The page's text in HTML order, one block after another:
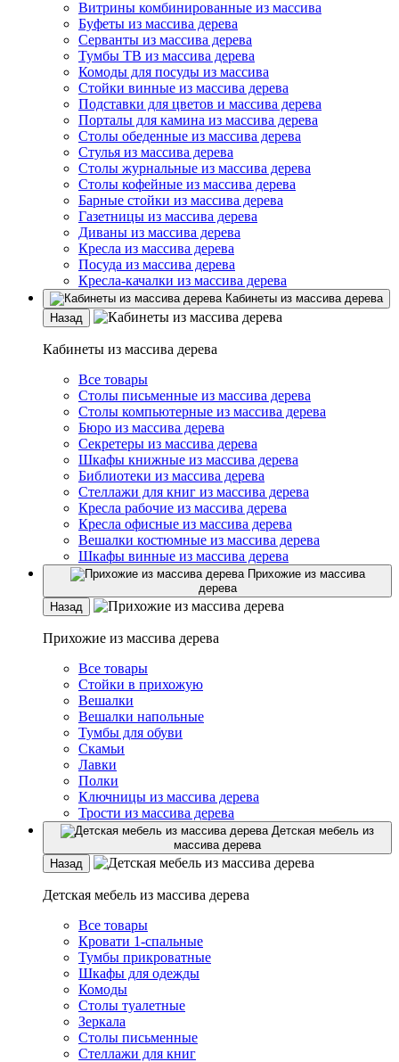
Витрины комбинированные из массива
Буфеты из массива дерева
Серванты из массива дерева
Тумбы ТВ из массива дерева
Комоды для посуды из массива
Стойки винные из массива дерева
Подставки для цветов и массива дерева
Порталы для камина из массива дерева
Столы обеденные из массива дерева
Стулья из массива дерева
Столы журнальные из массива дерева
Столы кофейные из массива дерева
Барные стойки из массива дерева
Газетницы из массива дерева
Диваны из массива дерева
Кресла из массива дерева
Посуда из массива дерева
Кресла-качалки из массива дерева
Кабинеты из массива дерева
Назад
Кабинеты из массива дерева
Все товары
Столы письменные из массива дерева
Столы компьютерные из массива дерева
Бюро из массива дерева
Секретеры из массива дерева
Шкафы книжные из массива дерева
Библиотеки из массива дерева
Стеллажи для книг из массива дерева
Кресла рабочие из массива дерева
Кресла офисные из массива дерева
Вешалки костюмные из массива дерева
Шкафы винные из массива дерева
Прихожие из массива
дерева
Назад
Прихожие из массива дерева
Все товары
Стойки в прихожую
Вешалки
Вешалки напольные
Тумбы для обуви
Скамьи
Лавки
Полки
Ключницы из массива дерева
Трости из массива дерева
Детская мебель из
массива дерева
Назад
Детская мебель из массива дерева
Все товары
Кровати 1-спальные
Тумбы прикроватные
Шкафы для одежды
Комоды
Столы туалетные
Зеркала
Столы письменные
Стеллажи для книг